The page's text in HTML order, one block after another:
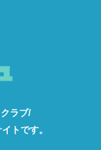
ラブ/
トです。